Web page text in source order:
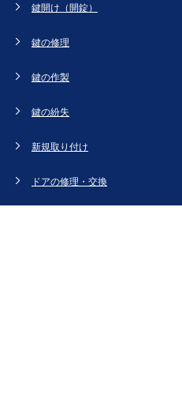
鍵開け（開錠）
鍵の修理
鍵の作製
鍵の紛失
新規取り付け
ドアの修理・交換